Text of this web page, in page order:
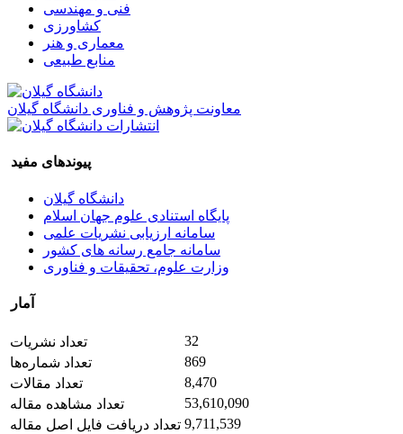
فنی و مهندسی
کشاورزی
معماری و هنر
منابع طبیعی
معاونت پژوهش و فناوری دانشگاه گیلان
پیوندهای مفید
دانشگاه گیلان
پایگاه استنادی علوم جهان اسلام
سامانه ارزیابی نشریات علمی
سامانه جامع رسانه های کشور
وزارت علوم، تحقیقات و فناوری
آمار
تعداد نشریات
32
تعداد شماره‌ها
869
تعداد مقالات
8,470
تعداد مشاهده مقاله
53,610,090
تعداد دریافت فایل اصل مقاله 9,711,539